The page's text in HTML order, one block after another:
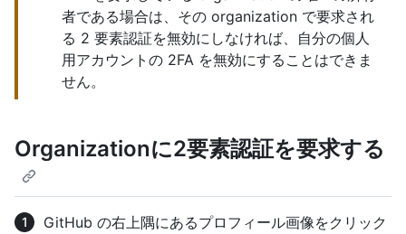
者である場合は、その organization で要求され
る 2 要素認証を無効にしなければ、自分の個人
用アカウントの 2FA を無効にすることはできま
せん。
Organizationに2要素認証を要求する
GitHub の右上隅にあるプロフィール画像をクリック